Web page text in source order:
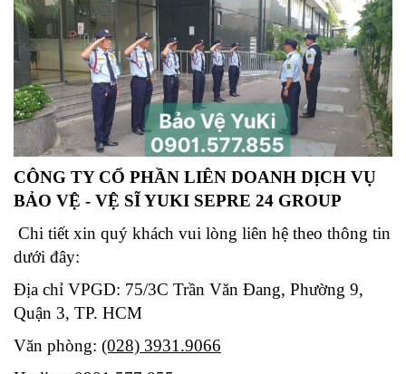
CÔNG TY CỔ PHẦN LIÊN DOANH DỊCH VỤ
BẢO VỆ - VỆ SĨ YUKI SEPRE 24 GROUP
Chi tiết xin quý khách vui lòng liên hệ theo thông tin
dưới đây:
Địa chỉ VPGD: 75/3C Trần Văn Đang, Phường 9,
Quận 3, TP. HCM
Văn phòng: (028) 3931.9066